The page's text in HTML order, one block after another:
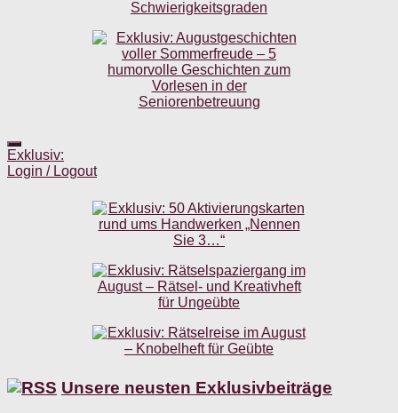
Exklusiv:
Login / Logout
Unsere neusten Exklusivbeiträge